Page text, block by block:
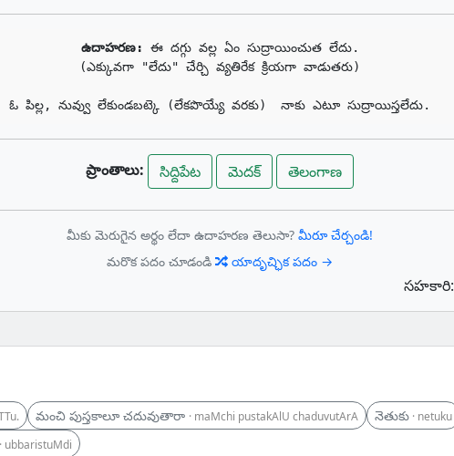
ఉదాహరణ: ఈ దగ్గు వల్ల ఏం సుద్రాయించుత లేదు.
(ఎక్కువగా "లేదు" చేర్చి వ్యతిరేక క్రియగా వాడుతరు)
ఓ పిల్ల, నువ్వు లేకుండబట్కె (లేకపొయ్యే వరకు)  నాకు ఎటూ సుద్రాయిస్తలేదు.
ప్రాంతాలు: సిద్దిపేట మెదక్ తెలంగాణ
మీకు మెరుగైన అర్థం లేదా ఉదాహరణ తెలుసా? మీరూ చేర్చండి!
మరొక పదం చూడండి
యాదృచ్ఛిక పదం →
సహకారి:
మంచి పుస్తకాలూ చదువుతారా · maMchi pustakAlU chaduvutArA నెతుకు · netuku
· ubbaristuMdi